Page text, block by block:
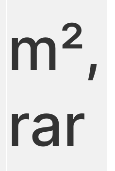
m²,
rar